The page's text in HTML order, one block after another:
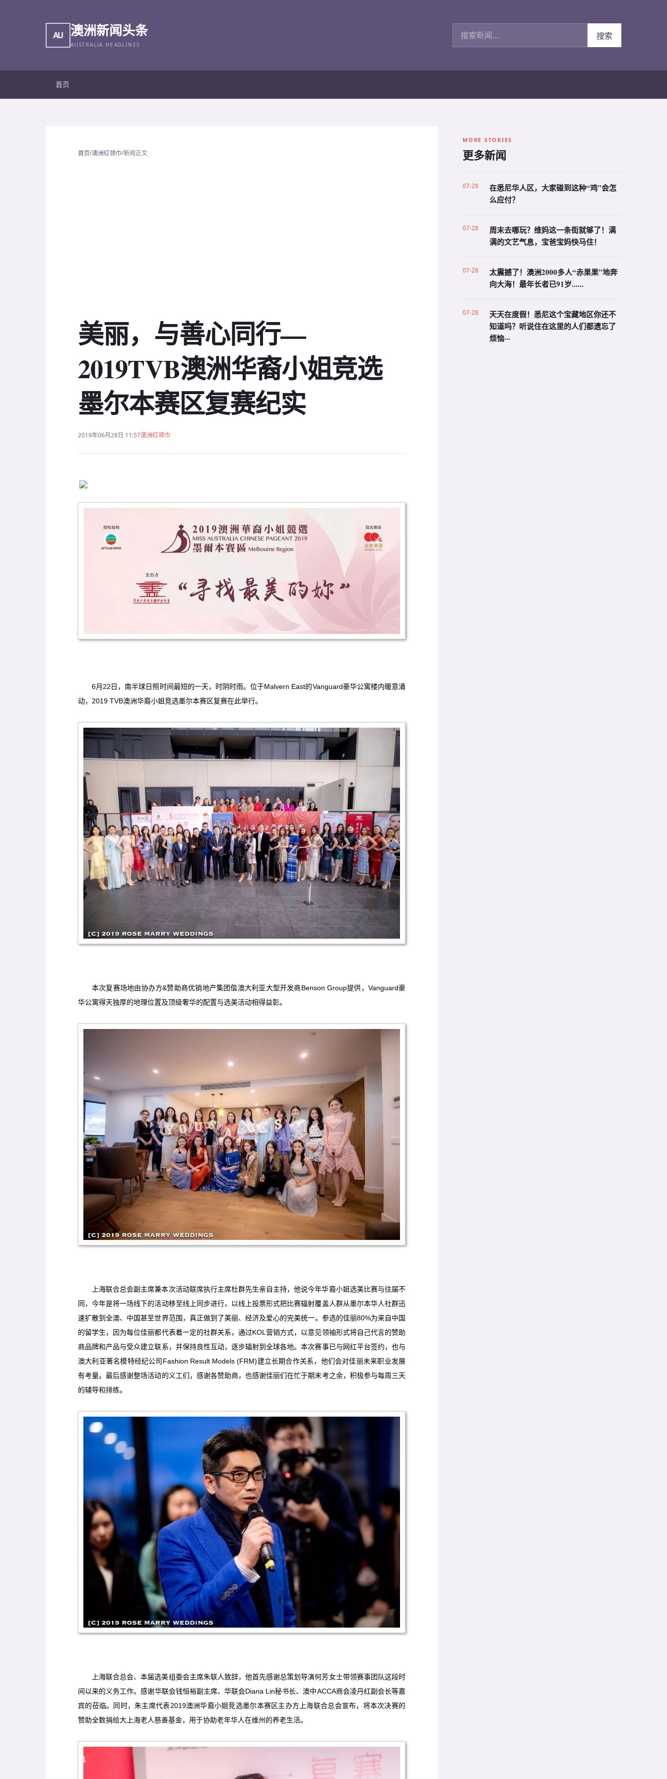
AU 澳洲新闻头条
AUSTRALIA HEADLINES
搜索新闻
搜索
首页
首页/澳洲红领巾/新闻正文
美丽，与善心同行—
2019TVB澳洲华裔小姐竞选
墨尔本赛区复赛纪实
2019年06月28日 11:57澳洲红领巾
6月22日，南半球日照时间最短的一天，时阴时雨。位于Malvern East的Vanguard豪华公寓楼内暖意涌
动，2019 TVB澳洲华裔小姐竞选墨尔本赛区复赛在此举行。
本次复赛场地由协办方&赞助商优销地产集团偕澳大利亚大型开发商Benson Group提供，Vanguard豪
华公寓得天独厚的地理位置及顶级奢华的配置与选美活动相得益彰。
上海联合总会副主席兼本次活动联席执行主席杜群先生亲自主持，他说今年华裔小姐选美比赛与往届不
同，今年是将一场线下的活动移至线上同步进行，以线上投票形式把比赛辐射覆盖人群从墨尔本华人社群迅
速扩散到全澳、中国甚至世界范围，真正做到了美丽、经济及爱心的完美统一。参选的佳丽80%为来自中国
的留学生，因为每位佳丽都代表着一定的社群关系，通过KOL营销方式，以意见领袖形式将自己代言的赞助
商品牌和产品与受众建立联系，并保持良性互动，逐步辐射到全球各地。本次赛事已与网红平台签约，也与
澳大利亚著名模特经纪公司Fashion Result Models (FRM)建立长期合作关系，他们会对佳丽未来职业发展
有考量。最后感谢整场活动的义工们，感谢各赞助商，也感谢佳丽们在忙于期末考之余，积极参与每周三天
的辅导和排练。
上海联合总会、本届选美组委会主席朱联人致辞，他首先感谢总策划导演何芳女士带领赛事团队这段时
间以来的义务工作。感谢华联会钱恒裕副主席、华联会Diana Lin秘书长、澳中ACCA商会凌丹红副会长等嘉
宾的莅临。同时，朱主席代表2019澳洲华裔小姐竞选墨尔本赛区主办方上海联合总会宣布，将本次决赛的
赞助全数捐给大上海老人慈善基金，用于协助老年华人在维州的养老生活。
MORE STORIES
更多新闻
07-28
在悉尼华人区，大家碰到这种“鸡”会怎
么应付？
07-28
周末去哪玩？维妈这一条街就够了！满
满的文艺气息，宝爸宝妈快马住！
07-28
太震撼了！澳洲2000多人“赤果果”地奔
向大海！最年长者已91岁......
07-28
天天在度假！悉尼这个宝藏地区你还不
知道吗？听说住在这里的人们都遗忘了
烦恼···